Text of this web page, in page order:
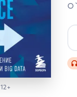
12+